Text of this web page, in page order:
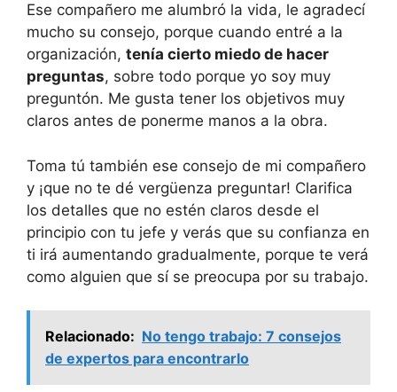
Ese compañero me alumbró la vida, le agradecí
mucho su consejo, porque cuando entré a la
organización, tenía cierto miedo de hacer
preguntas, sobre todo porque yo soy muy
preguntón. Me gusta tener los objetivos muy
claros antes de ponerme manos a la obra.
Toma tú también ese consejo de mi compañero
y ¡que no te dé vergüenza preguntar! Clarifica
los detalles que no estén claros desde el
principio con tu jefe y verás que su confianza en
ti irá aumentando gradualmente, porque te verá
como alguien que sí se preocupa por su trabajo.
Relacionado: ​No tengo trabajo: 7 consejos
de expertos para encontrarlo